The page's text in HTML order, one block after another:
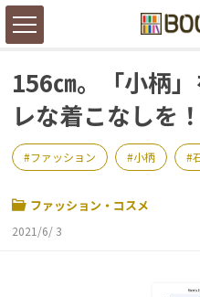
156㎝。「小柄
レな着こなしを！
ファッション 小柄
ファッション・コスメ
2021/6/ 3